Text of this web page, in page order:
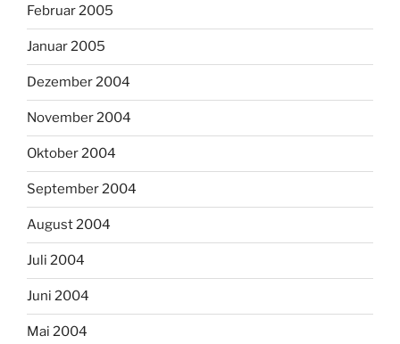
Februar 2005
Januar 2005
Dezember 2004
November 2004
Oktober 2004
September 2004
August 2004
Juli 2004
Juni 2004
Mai 2004